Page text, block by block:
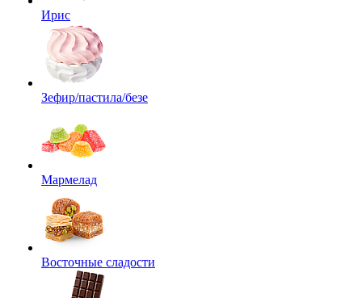
Ирис
Зефир/пастила/безе
Мармелад
Восточные сладости